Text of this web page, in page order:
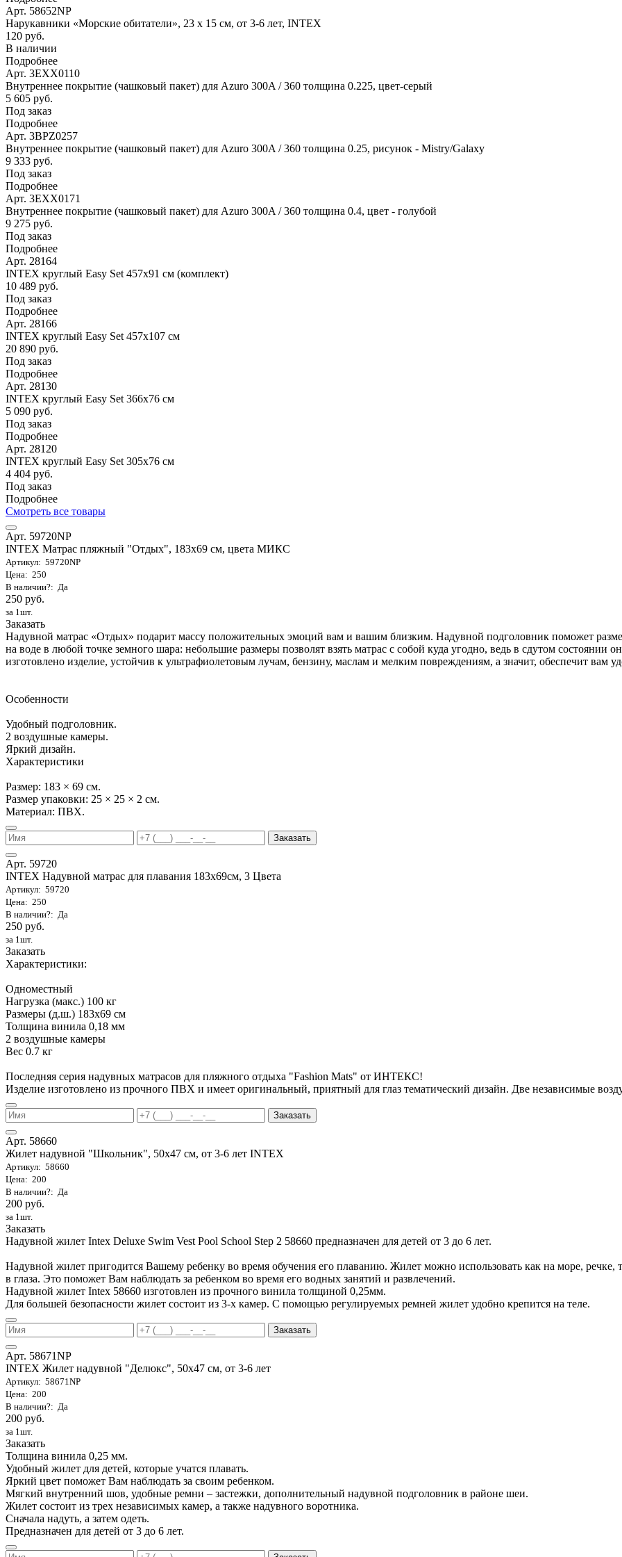
Арт. 58652NP
Нарукавники «Морские обитатели», 23 х 15 см, от 3-6 лет, INTEX
120 руб.
В наличии
Подробнее
Арт. 3EXX0110
Внутреннее покрытие (чашковый пакет) для Azuro 300A / 360 толщина 0.225, цвет-серый
5 605 руб.
Под заказ
Подробнее
Арт. 3BPZ0257
Внутреннее покрытие (чашковый пакет) для Azuro 300A / 360 толщина 0.25, рисунок - Mistry/Galaxy
9 333 руб.
Под заказ
Подробнее
Арт. 3EXX0171
Внутреннее покрытие (чашковый пакет) для Azuro 300A / 360 толщина 0.4, цвет - голубой
9 275 руб.
Под заказ
Подробнее
Арт. 28164
INTEX круглый Easy Set 457х91 см (комплект)
10 489 руб.
Под заказ
Подробнее
Арт. 28166
INTEX круглый Easy Set 457х107 см
20 890 руб.
Под заказ
Подробнее
Арт. 28130
INTEX круглый Easy Set 366х76 см
5 090 руб.
Под заказ
Подробнее
Арт. 28120
INTEX круглый Easy Set 305х76 см
4 404 руб.
Под заказ
Подробнее
Смотреть все товары
Арт. 59720NP
INTEX Матрас пляжный "Отдых", 183х69 см, цвета МИКС
Артикул: 59720NP
Цена: 250
В наличии?: Да
250 руб.
за 1шт.
Заказать
Надувной матрас «Отдых» подарит массу положительных эмоций вам и вашим близким. Надувной подголовник поможет
на воде в любой точке земного шара: небольшие размеры позволят взять матрас с собой куда угодно, ведь в сдутом состоянии
изготовлено изделие, устойчив к ультрафиолетовым лучам, бензину, маслам и мелким повреждениям, а значит, обеспечит вам
Особенности
Удобный подголовник.
2 воздушные камеры.
Яркий дизайн.
Характеристики
Размер: 183 × 69 см.
Размер упаковки: 25 × 25 × 2 см.
Материал: ПВХ.
Заказать
Арт. 59720
INTEX Надувной матрас для плавания 183х69см, 3 Цвета
Артикул: 59720
Цена: 250
В наличии?: Да
250 руб.
за 1шт.
Заказать
Характеристики:
Одноместный
Нагрузка (макс.) 100 кг
Размеры (д.ш.) 183х69 см
Толщина винила 0,18 мм
2 воздушные камеры
Вес 0.7 кг
Последняя серия надувных матрасов для пляжного отдыха "Fashion Mats" от ИНТЕКС!
Изделие изготовлено из прочного ПВХ и имеет оригинальный, приятный для глаз тематический дизайн. Две независимые
Заказать
Арт. 58660
Жилет надувной "Школьник", 50х47 см, от 3-6 лет INTEX
Артикул: 58660
Цена: 200
В наличии?: Да
200 руб.
за 1шт.
Заказать
Надувной жилет Intex Deluxe Swim Vest Pool School Step 2 58660 предназначен для детей от 3 до 6 лет.
Надувной жилет пригодится Вашему ребенку во время обучения его плаванию. Жилет можно использовать как на море, речке,
в глаза. Это поможет Вам наблюдать за ребенком во время его водных занятий и развлечений.
Надувной жилет Intex 58660 изготовлен из прочного винила толщиной 0,25мм.
Для большей безопасности жилет состоит из 3-х камер. С помощью регулируемых ремней жилет удобно крепится на теле.
Заказать
Арт. 58671NP
INTEX Жилет надувной "Делюкс", 50х47 см, от 3-6 лет
Артикул: 58671NP
Цена: 200
В наличии?: Да
200 руб.
за 1шт.
Заказать
Толщина винила 0,25 мм.
Удобный жилет для детей, которые учатся плавать.
Яркий цвет поможет Вам наблюдать за своим ребенком.
Мягкий внутренний шов, удобные ремни – застежки, дополнительный надувной подголовник в районе шеи.
Жилет состоит из трех независимых камер, а также надувного воротника.
Сначала надуть, а затем одеть.
Предназначен для детей от 3 до 6 лет.